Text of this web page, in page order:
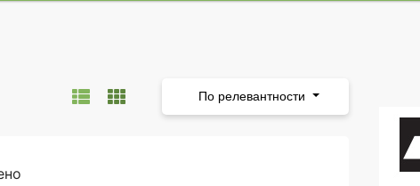
По релевантности